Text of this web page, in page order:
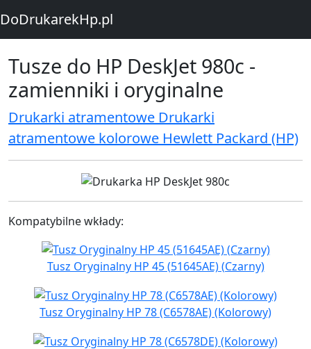
DoDrukarekHp.pl
Tusze do HP DeskJet 980c -
zamienniki i oryginalne
Drukarki atramentowe Drukarki
atramentowe kolorowe Hewlett Packard (HP)
Kompatybilne wkłady:
Tusz Oryginalny HP 45 (51645AE) (Czarny)
Tusz Oryginalny HP 78 (C6578AE) (Kolorowy)